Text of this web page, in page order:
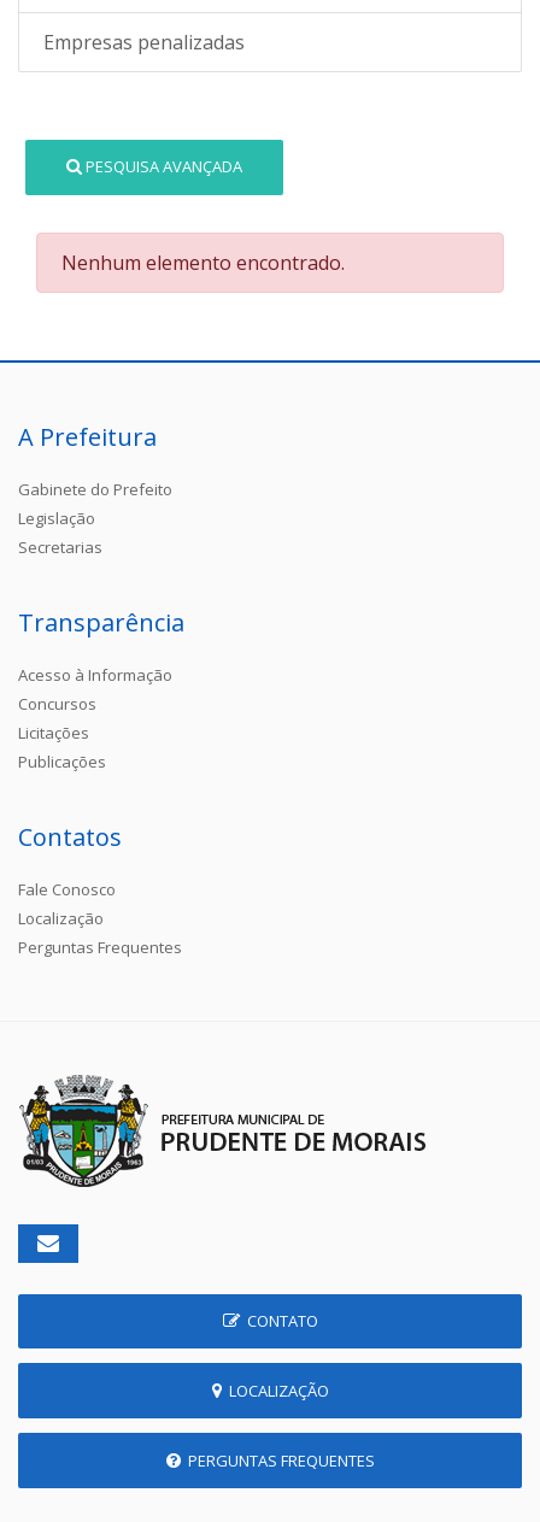
Empresas penalizadas
PESQUISA AVANÇADA
Nenhum elemento encontrado.
A Prefeitura
Gabinete do Prefeito
Legislação
Secretarias
Transparência
Acesso à Informação
Concursos
Licitações
Publicações
Contatos
Fale Conosco
Localização
Perguntas Frequentes
CONTATO
LOCALIZAÇÃO
PERGUNTAS FREQUENTES